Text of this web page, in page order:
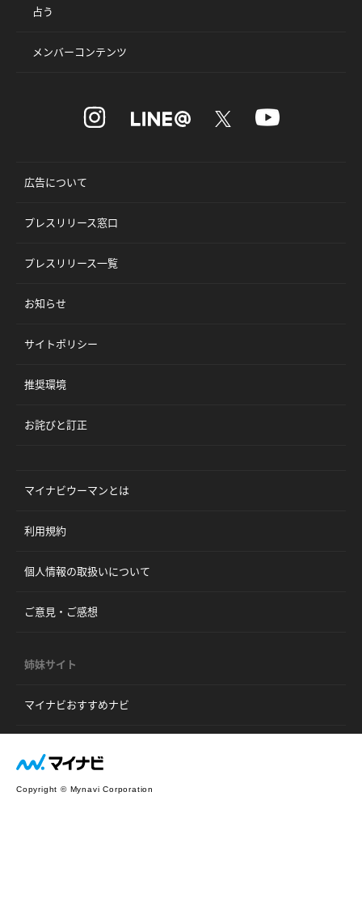
占う
メンバーコンテンツ
広告について
プレスリリース窓口
プレスリリース一覧
お知らせ
サイトポリシー
推奨環境
お詫びと訂正
マイナビウーマンとは
利用規約
個人情報の取扱いについて
ご意見・ご感想
姉妹サイト
マイナビおすすめナビ
Copyright © Mynavi Corporation